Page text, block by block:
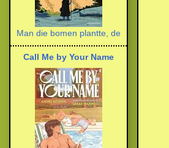
Man die bomen plantte, de
Call Me by Your Name